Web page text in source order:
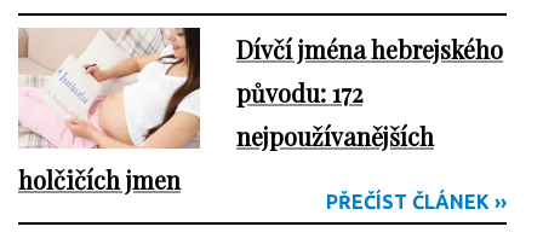
Dívčí jména hebrejského
původu: 172
nejpoužívanějších
holčičích jmen
PŘEČÍST ČLÁNEK ››